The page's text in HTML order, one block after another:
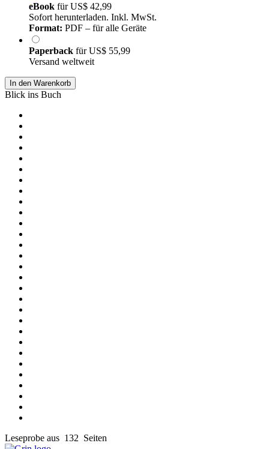
eBook fürUS$ 42,99
Sofort herunterladen. Inkl. MwSt.
Format: PDF – für alle Geräte
Paperback fürUS$ 55,99
Versand weltweit
In den Warenkorb
Blick ins Buch
Leseprobe aus 132 Seiten